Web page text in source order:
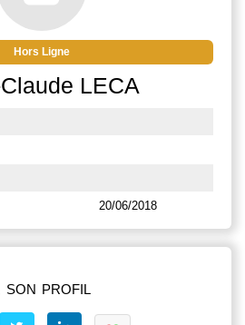
Hors Ligne
LECA
20/06/2018
son profil